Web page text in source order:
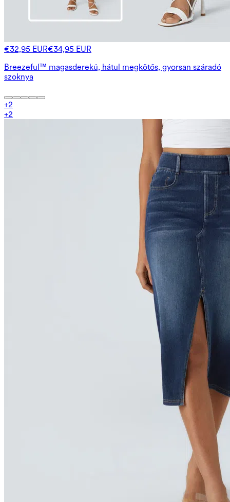
€32,95 EUR€34,95 EUR
Breezeful™ magasderekú, hátul megkötős, gyorsan száradó
szoknya
+2
+2